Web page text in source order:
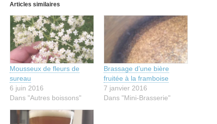
Articles similaires
Mousseux de fleurs de
sureau
6 juin 2016
Dans "Autres boissons"
Brassage d’une bière
fruitée à la framboise
7 janvier 2016
Dans "Mini-Brasserie"